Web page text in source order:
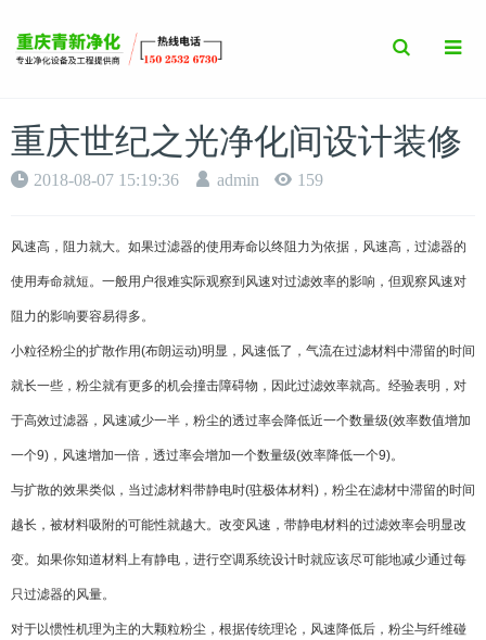
Toggle
Search
重庆世纪之光净化间设计装修
2018-08-07 15:19:36 admin 159
风速高，阻力就大。如果过滤器的使用寿命以终阻力为依据，风速高，过滤器的
使用寿命就短。一般用户很难实际观察到风速对过滤效率的影响，但观察风速对
阻力的影响要容易得多。
小粒径粉尘的扩散作用(布朗运动)明显，风速低了，气流在过滤材料中滞留的时间
就长一些，粉尘就有更多的机会撞击障碍物，因此过滤效率就高。经验表明，对
于高效过滤器，风速减少一半，粉尘的透过率会降低近一个数量级(效率数值增加
一个9)，风速增加一倍，透过率会增加一个数量级(效率降低一个9)。
与扩散的效果类似，当过滤材料带静电时(驻极体材料)，粉尘在滤材中滞留的时间
越长，被材料吸附的可能性就越大。改变风速，带静电材料的过滤效率会明显改
变。如果你知道材料上有静电，进行空调系统设计时就应该尽可能地减少通过每
只过滤器的风量。
对于以惯性机理为主的大颗粒粉尘，根据传统理论，风速降低后，粉尘与纤维碰